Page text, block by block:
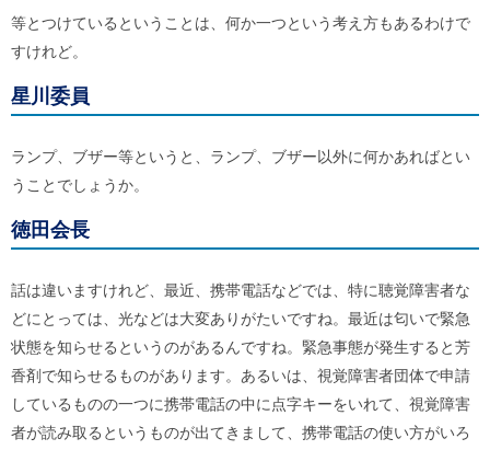
等とつけているということは、何か一つという考え方もあるわけで
すけれど。
星川委員
ランプ、ブザー等というと、ランプ、ブザー以外に何かあればとい
うことでしょうか。
徳田会長
話は違いますけれど、最近、携帯電話などでは、特に聴覚障害者な
どにとっては、光などは大変ありがたいですね。最近は匂いで緊急
状態を知らせるというのがあるんですね。緊急事態が発生すると芳
香剤で知らせるものがあります。あるいは、視覚障害者団体で申請
しているものの一つに携帯電話の中に点字キーをいれて、視覚障害
者が読み取るというものが出てきまして、携帯電話の使い方がいろ